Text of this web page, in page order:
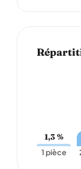
1,3 %
1 pièce